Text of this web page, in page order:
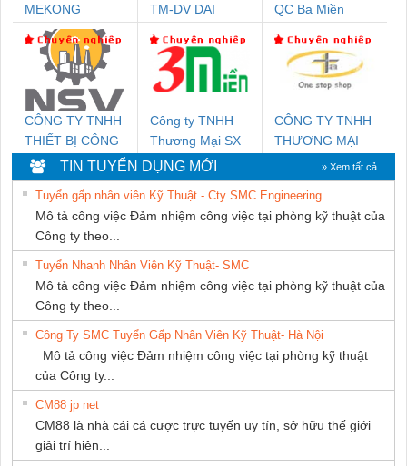
MEKONG
MARINE SUPPLY
TM-DV DAI
QC Ba Miền
CÔNG TY TNHH
THIẾT BỊ CÔNG
NGHIỆP NIHON
SETSUBI VIỆT
NAM
Công ty TNHH
Thương Mại SX
Ba Miền
CÔNG TY TNHH
THƯƠNG MẠI
THIÊN ÂN VIỆT
NAM
TIN TUYỂN DỤNG MỚI » Xem tất cả
Tuyển gấp nhân viên Kỹ Thuật - Cty SMC Engineering
Mô tả công việc Đảm nhiệm công việc tại phòng kỹ thuật của
Công ty theo...
Tuyển Nhanh Nhân Viên Kỹ Thuật- SMC
Mô tả công việc Đảm nhiệm công việc tại phòng kỹ thuật của
Công ty theo...
Công Ty SMC Tuyển Gấp Nhân Viên Kỹ Thuật- Hà Nội
Mô tả công việc Đảm nhiệm công việc tại phòng kỹ thuật
của Công ty...
CM88 jp net
CM88 là nhà cái cá cược trực tuyến uy tín, sở hữu thế giới
giải trí hiện...